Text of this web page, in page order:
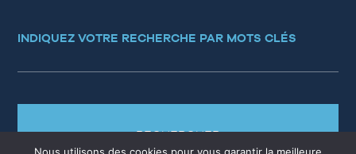
INDIQUEZ VOTRE RECHERCHE PAR MOTS CLÉS
RECHERCHER